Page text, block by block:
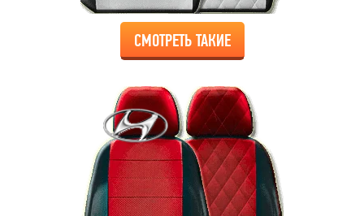
СМОТРЕТЬ ТАКИЕ